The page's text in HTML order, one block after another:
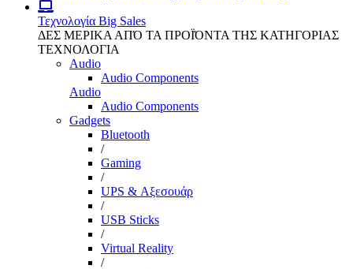
Τεχνολογία Big Sales
ΔΕΣ ΜΕΡΙΚΑ ΑΠΌ ΤΑ ΠΡΟΪΌΝΤΑ ΤΗΣ ΚΑΤΗΓΟΡΙΑΣ
ΤΕΧΝΟΛΟΓΙΑ
Audio
Audio Components
Audio
Audio Components
Gadgets
Bluetooth
/
Gaming
/
UPS & Αξεσουάρ
/
USB Sticks
/
Virtual Reality
/